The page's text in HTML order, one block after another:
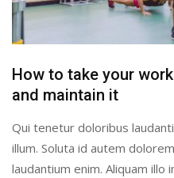
How to take your
and maintain it
Qui tenetur doloribus
illum. Soluta id autem
laudantium enim. Aliquam